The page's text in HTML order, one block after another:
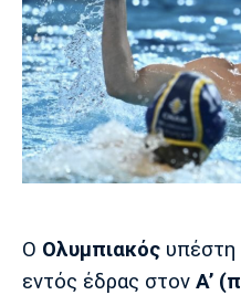
Ποδόσφαιρο
Βιβλίο
Μουσική
Πολιτισμός
Έντυπη έκδοση
Στήλες
Τραγούδια
Running
Πρόγραμμα TV
Παναχαϊκή
Ιωνικός
O Ολυμπιακός
εντός έδρας στον Α’